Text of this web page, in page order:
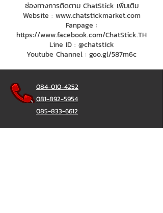
ช่องทางการติดตาม ChatStick เพิ่มเติม
Website : www.chatstickmarket.com
Fanpage :
https://www.facebook.com/ChatStick.TH
Line ID : @chatstick
Youtube Channel : goo.gl/587m6c
084-010-4252
081-892-5954
085-833-6612